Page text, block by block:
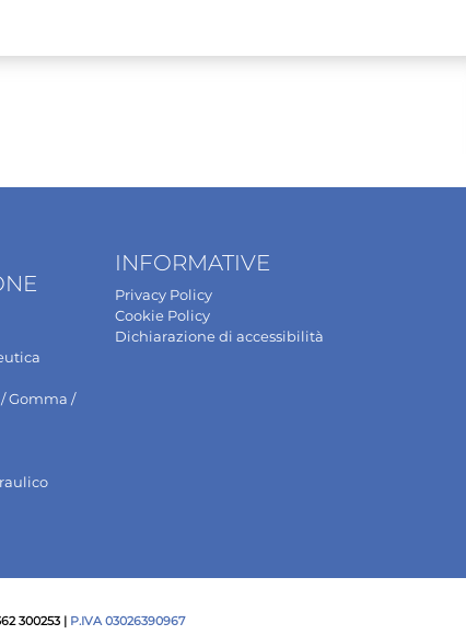
Gomma /
INFORMATIVE
Privacy Policy
Cookie Policy
Dichiarazione di accessibilità
300253 | P.IVA 03026390967